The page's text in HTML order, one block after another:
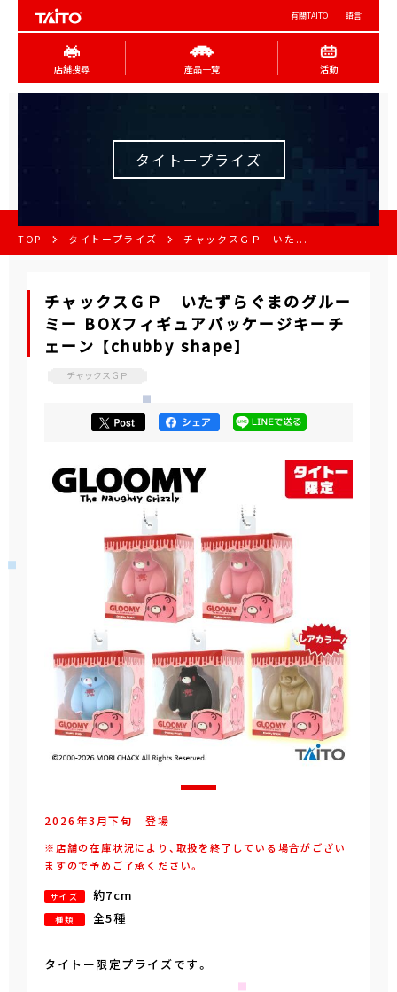
有關TAITO 語言
店舖搜尋 產品一覽 活動
タイトープライズ
TOP タイトープライズ チャックスＧＰ いた...
チャックスＧＰ いたずらぐまのグルー
ミー BOXフィギュアパッケージキーチ
ェーン 【chubby shape】
チャックスＧＰ
2026年3 月下旬 登場
※店舗の在庫状況により、取扱を終了している場合がござい
ますので予めご了承ください。
サイズ 約7cm
種類 全5種
タイトー限定プライズです。